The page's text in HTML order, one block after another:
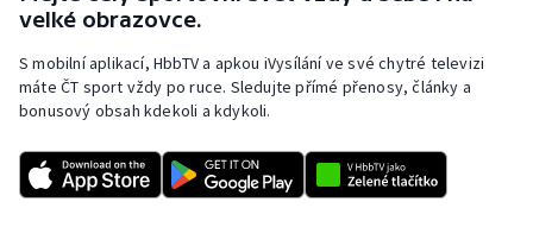
velké obrazovce.
S mobilní aplikací, HbbTV a apkou iVysílání ve své chytré televizi
máte ČT sport vždy po ruce. Sledujte přímé přenosy, články a
bonusový obsah kdekoli a kdykoli.